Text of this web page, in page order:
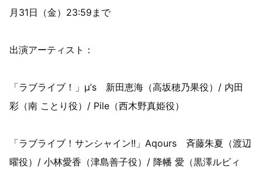
月31日（金）23:59まで
出演アーティスト：
「ラブライブ！」μ’s 新田恵海（高坂穂乃果役）/ 内田
彩（南 ことり役）/ Pile（西木野真姫役）
「ラブライブ！サンシャイン!!」Aqours 斉藤朱夏（渡辺
曜役）/ 小林愛香（津島善子役）/ 降幡 愛（黒澤ルビィ